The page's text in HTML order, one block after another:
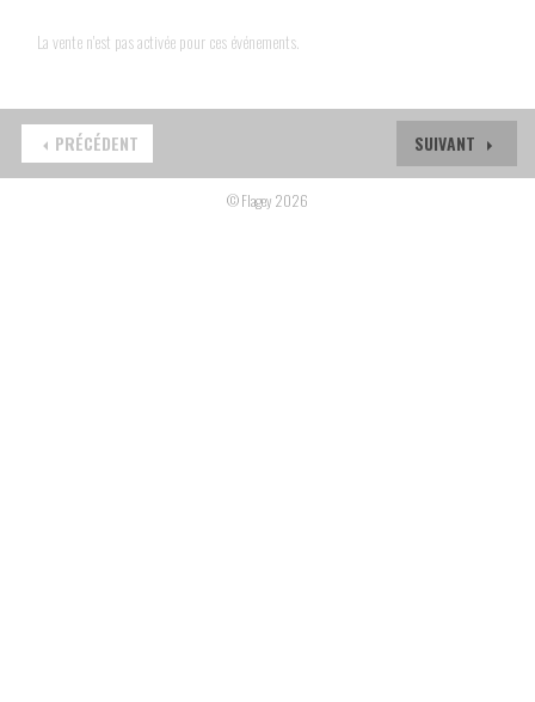
La vente n'est pas activée pour ces événements.
SUIVANT
PRÉCÉDENT
© Flagey 2026